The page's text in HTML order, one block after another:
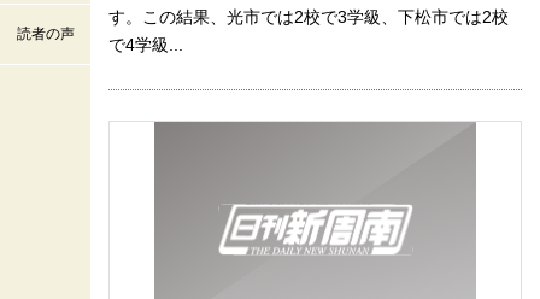
読者の声
す。この結果、光市では2校で3学級、下松市では2校
で4学級...